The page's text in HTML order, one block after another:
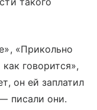
«Прикольно
говорится»,
он ей заплатил
писали они.